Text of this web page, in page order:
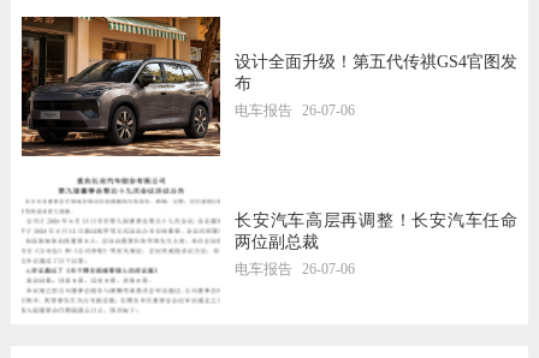
设计全面升级！第五代传祺GS4官图发
布
电车报告 26-07-06
长安汽车高层再调整！长安汽车任命
两位副总裁
电车报告 26-07-06